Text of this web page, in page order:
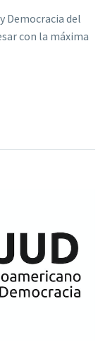
Democracia del
con la máxima